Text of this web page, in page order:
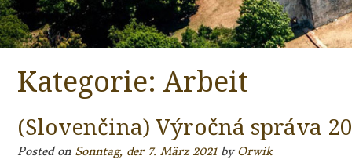
Kategorie: Arbeit
(Slovenčina) Výročná správa
Posted on Sonntag, der 7. März 2021by Orwik